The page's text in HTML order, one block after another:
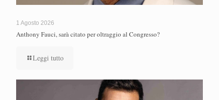
1 Agosto 2026
Anthony Fauci, sarà citato per oltraggio al Congresso?
Leggi tutto